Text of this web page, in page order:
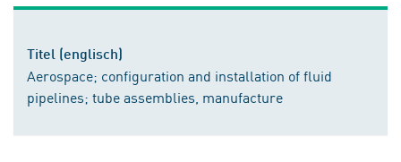
Titel (englisch)
Aerospace; configuration and installation of fluid
pipelines; tube assemblies, manufacture